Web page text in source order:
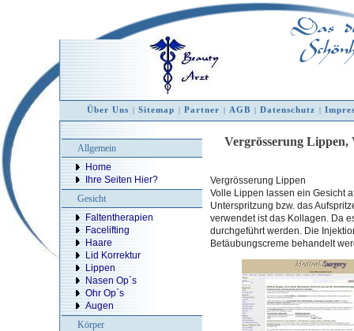
Das
Über Uns | Sitemap | Partner | AGB | Datenschutz |
Allgemein
Home
Ihre Seiten Hier?
Gesicht
Faltentherapien
Facelifting
Haare
Lid Korrektur
Lippen
Nasen Op`s
Ohr Op`s
Augen
Körper
Vergrösserung
Vergrösserung Lippen
Volle Lippen lassen ein Gesicht
Unterspritzung bzw. das
verwendet ist das Kollagen. Da
durchgeführt werden. Die
Betäubungscreme behandelt